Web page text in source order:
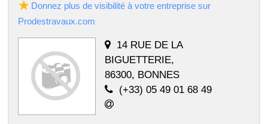
Donnez plus de visibilité à votre entreprise sur
Prodestravaux.com
14 RUE DE LA
BIGUETTERIE,
86300, BONNES
(+33) 05 49 01 68 49